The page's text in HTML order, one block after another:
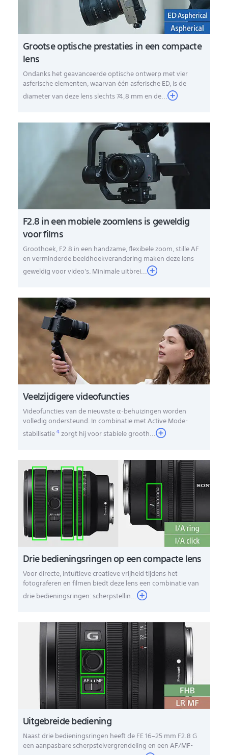
Grootse optische prestaties in een compacte
lens
Ondanks het geavanceerde optische ontwerp met vier
asferische elementen, waarvan één asferische ED, is de
diameter van deze lens slechts 74,8 mm en de...
F2.8 in een mobiele zoomlens is geweldig
voor films
Groothoek, F2.8 in een handzame, flexibele zoom, stille AF
en verminderde beeldhoekveranderingmaken deze lens
geweldig voor video's. Minimale uitbrei...
Veelzijdigere videofuncties
Videofuncties van de nieuwste α-behuizingen worden
volledig ondersteund. In combinatie met Active Mode-
stabilisatie4zorgt hij voor stabiele grooth...
Drie bedieningsringen op een compacte lens
Voor directe, intuïtieve creatieve vrijheid tijdens het
fotograferen en filmen biedt deze lens een combinatie van
drie bedieningsringen: scherpstellin...
Uitgebreide bediening
Naast drie bedieningsringen heeft de FE 16–25 mm F2.8 G
een aanpasbare scherpstelvergrendeling en een AF/MF-